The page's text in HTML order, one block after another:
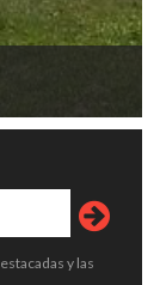
y las